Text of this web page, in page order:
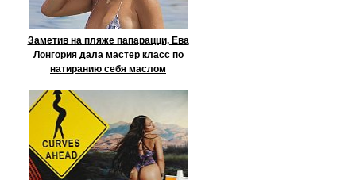
Заметив на пляже папарацци, Ева
Лонгория дала мастер класс по
натиранию себя маслом